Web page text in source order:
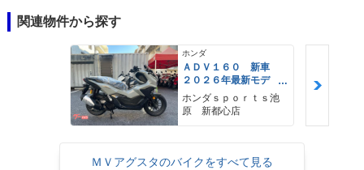
関連物件から探す
ホンダ
ＡＤＶ１６０ 新車
２０２６年最新モデ
ル パールスモーキー
グレー スマートキ
ー ２９Ｌメットイ
ホンダｓｐｏｒｔｓ池
原 新都心店
ＭＶアグスタのバイクをすべて見る